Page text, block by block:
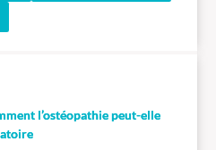
l’ostéopathie peut-elle